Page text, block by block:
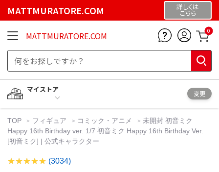
MATTMURATORE.COM 詳しくは
こちら
MATTMURATORE.COM 0
マイストア
変更
TOP フィギュア コミック・アニメ
未開封 初音ミク
Happy 16th Birthday ver. 1/7 初音ミク Happy 16th Birthday Ver.
[初音ミク] | 公式キャラクター
(3034)